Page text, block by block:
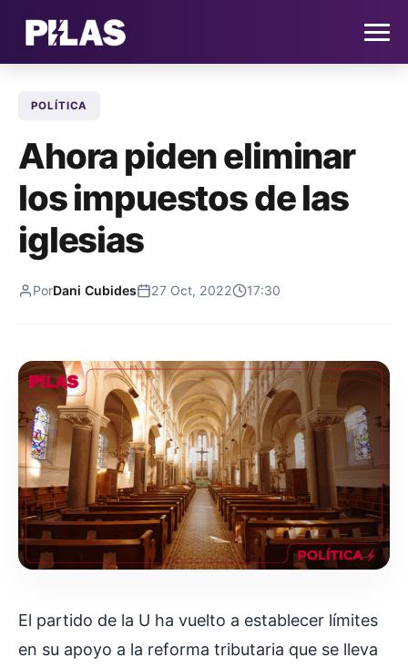
NOTICIAS
QUIÉNES SOMOS
POLÍTICA
Ahora piden eliminar
los impuestos de las
iglesias
PorDani Cubides 27 Oct, 2022 17:30
El partido de la U ha vuelto a establecer límites
en su apoyo a la reforma tributaria que se lleva